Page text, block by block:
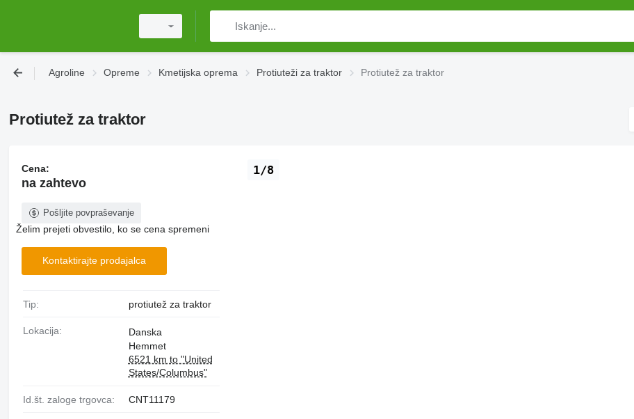
Agroline Opreme Kmetijska oprema Protiuteži za traktor Protiutež za traktor
Protiutež za traktor
1/8
Cena:
na zahtevo
Pošljite povpraševanje
Želim prejeti obvestilo, ko se cena spremeni
Kontaktirajte prodajalca
Tip: protiutež za traktor
Lokacija:
Danska
Hemmet
6521 km to "United
States/Columbus"
Id.št. zaloge trgovca: CNT11179